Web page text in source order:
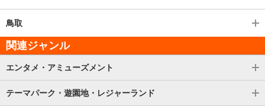
鳥取
関連ジャンル
エンタメ・アミューズメント
テーマパーク・遊園地・レジャーランド